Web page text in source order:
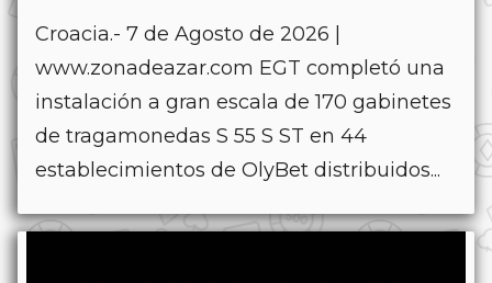
Croacia.- 7 de Agosto de 2026 |
www.zonadeazar.com EGT completó una
instalación a gran escala de 170 gabinetes
de tragamonedas S 55 S ST en 44
establecimientos de OlyBet distribuidos...